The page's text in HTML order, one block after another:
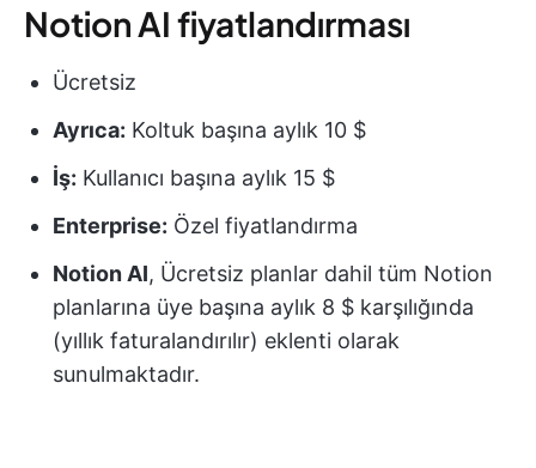
Notion AI fiyatlandırması
Ücretsiz
Ayrıca: Koltuk başına aylık 10 $
İş: Kullanıcı başına aylık 15 $
Enterprise: Özel fiyatlandırma
Notion AI, Ücretsiz planlar dahil tüm Notion
planlarına üye başına aylık 8 $ karşılığında
(yıllık faturalandırılır) eklenti olarak
sunulmaktadır.